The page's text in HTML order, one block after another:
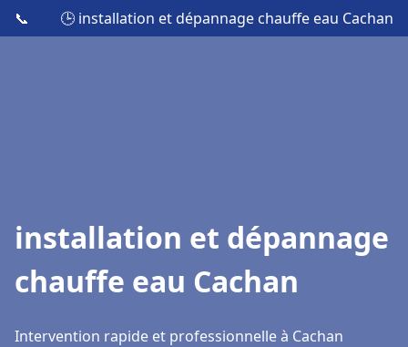
📞 🕒 installation et dépannage chauffe eau Cachan
installation et dépannage
chauffe eau Cachan
Intervention rapide et professionnelle à Cachan